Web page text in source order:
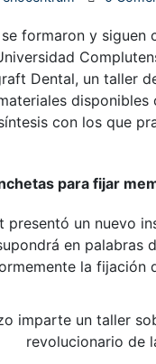
formaron y
Dental, un taller
con los que
para fijar
presentó un nuevo
en palabras
la